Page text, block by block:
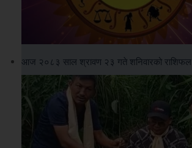
आज २०८३ साल श्रावण २३ गते शनिवारको राशिफल